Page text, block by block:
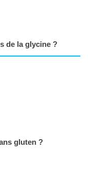
de la glycine ?
gluten ?